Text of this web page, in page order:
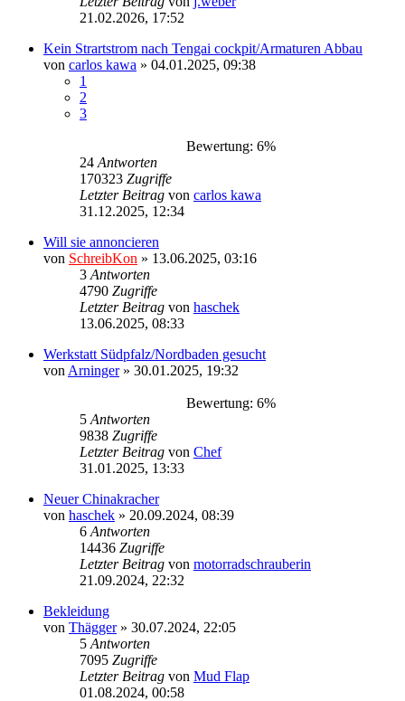
21.02.2026, 17:52
Kein Strartstrom nach Tengai cockpit/Armaturen Abbau
von carlos kawa » 04.01.2025, 09:38
1
2
3
Bewertung: 6%
24 Antworten
170323 Zugriffe
Letzter Beitrag von carlos kawa
31.12.2025, 12:34
Will sie annoncieren
von SchreibKon » 13.06.2025, 03:16
3 Antworten
4790 Zugriffe
Letzter Beitrag von haschek
13.06.2025, 08:33
Werkstatt Südpfalz/Nordbaden gesucht
von Arninger» 30.01.2025, 19:32
Bewertung: 6%
5 Antworten
9838 Zugriffe
Letzter Beitrag von Chef
31.01.2025, 13:33
Neuer Chinakracher
von haschek » 20.09.2024, 08:39
6 Antworten
14436 Zugriffe
Letzter Beitrag von motorradschrauberin
21.09.2024, 22:32
Bekleidung
von Thägger» 30.07.2024, 22:05
5 Antworten
7095 Zugriffe
Letzter Beitrag von Mud Flap
01.08.2024, 00:58